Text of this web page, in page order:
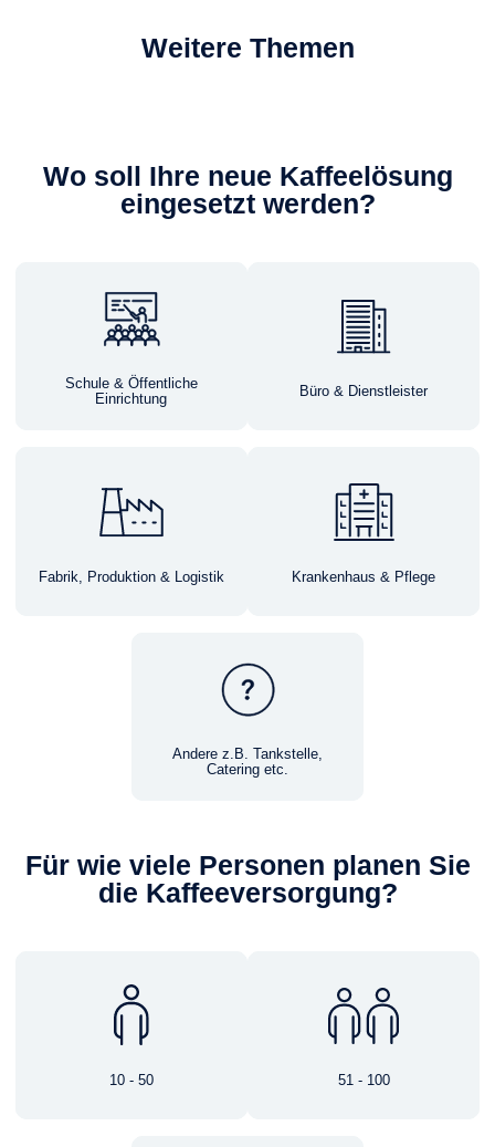
Weitere Themen
Wo soll Ihre neue Kaffeelösung
eingesetzt werden?
Schule & Öffentliche
Einrichtung
Büro & Dienstleister
Fabrik, Produktion & Logistik Krankenhaus & Pflege
Andere z.B. Tankstelle,
Catering etc.
Für wie viele Personen planen Sie
die Kaffeeversorgung?
10 - 50 51 - 100